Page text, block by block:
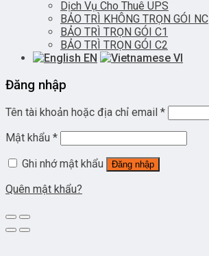
Dịch Vụ Cho Thuê UPS
BẢO TRÌ KHÔNG TRỌN GÓI NC
BẢO TRÌ TRỌN GÓI C1
BẢO TRÌ TRỌN GÓI C2
EN
VI
Đăng nhập
Tên tài khoản hoặc địa chỉ email *
Mật khẩu *
Ghi nhớ mật khẩu
Đăng nhập
Quên mật khẩu?